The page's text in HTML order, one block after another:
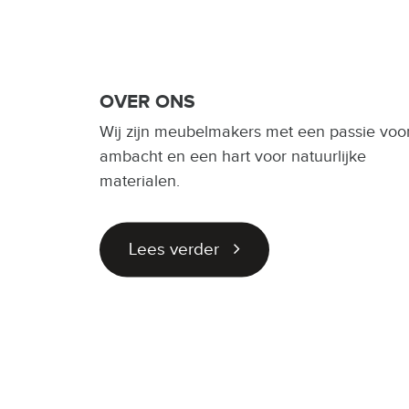
OVER ONS
Wij zijn meubelmakers met een passie
ambacht en een hart voor natuurlijke
materialen.
Lees verder